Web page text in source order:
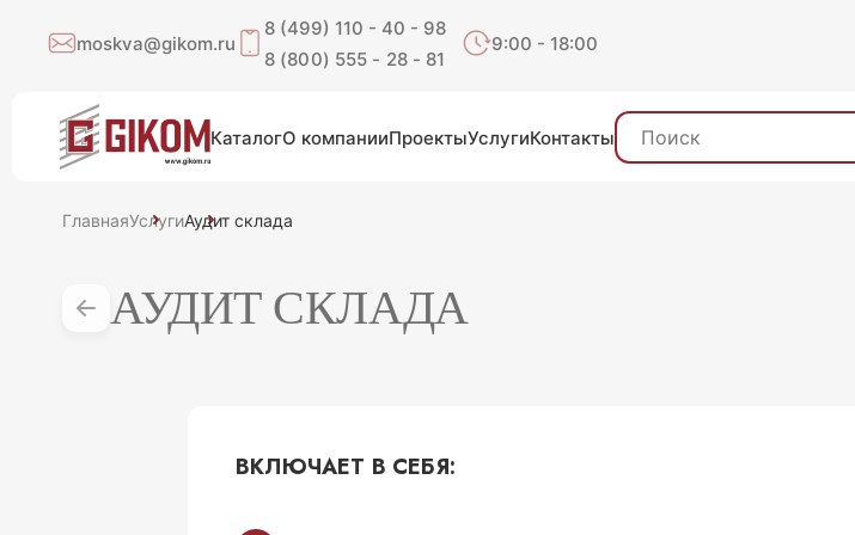
moskva@gikom.ru
8 (499) 110 - 40 - 98
8 (800) 555 - 28 - 81
9:00 - 18:00
КаталогО компанииПроектыУслугиКонтакты
ГлавнаяУслугиАудит склада
АУДИТ СКЛАДА
ВКЛЮЧАЕТ В СЕБЯ: